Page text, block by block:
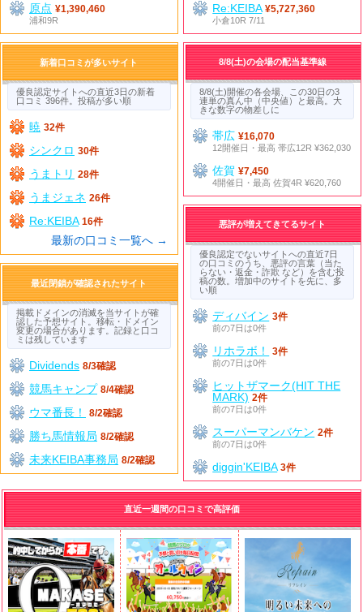
原点 ¥1,390,460
浦和9R
Re:KEIBA ¥5,727,360
小倉10R 7/11
新着口コミが多いサイト
優良認定サイトへの直近3日の新着
口コミ 396件。投稿が多い順
暁 32件
シンクロ 30件
うまトリ 28件
うまジェネ 26件
Re:KEIBA 16件
最新の口コミ一覧へ →
8/8(土)の会場の配当基準線
8/8(土)開催の各会場、この30日の3
連単の真ん中（中央値）と最高。大
きな数字の物差しに
帯広¥16,070
12開催日・最高 帯広12R ¥362,030
佐賀¥7,450
4開催日・最高 佐賀4R ¥620,760
悪評が増えてきてるサイト
優良認定でないサイトへの直近7日
の口コミのうち、悪評の言葉（当た
らない・返金・詐欺 など）を含む投
稿の数。増加中のサイトを先に、多
い順
ディバイン 3件
前の7日は0件
リホラボ！
3件
前の7日は0件
ヒットザマーク(HIT THE
MARK) 2件
前の7日は0件
スーパーマンバケン 2件
前の7日は0件
diggin'KEIBA 3件
最近閉鎖が確認されたサイト
掲載ドメインの消滅を当サイトが確
認した予想サイト。移転・ドメイン
変更の場合があります。記録と口コ
ミは残しています
Dividends 8/3確認
競馬キャンプ 8/4確認
ウマ番長！ 8/2確認
勝ち馬情報局 8/2確認
未来KEIBA事務局 8/2確認
直近一週間の口コミで高評価